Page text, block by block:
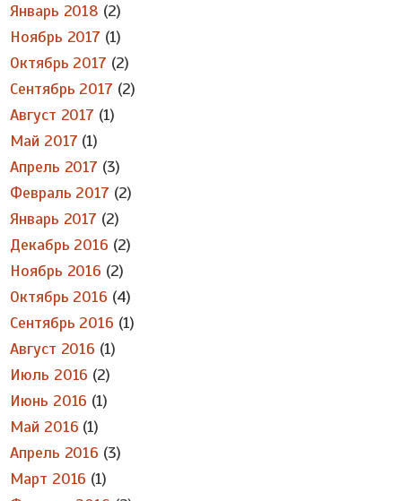
Январь 2018 (2)
Ноябрь 2017 (1)
Октябрь 2017 (2)
Сентябрь 2017 (2)
Август 2017 (1)
Май 2017 (1)
Апрель 2017 (3)
Февраль 2017 (2)
Январь 2017 (2)
Декабрь 2016 (2)
Ноябрь 2016 (2)
Октябрь 2016 (4)
Сентябрь 2016 (1)
Август 2016 (1)
Июль 2016 (2)
Июнь 2016 (1)
Май 2016 (1)
Апрель 2016 (3)
Март 2016 (1)